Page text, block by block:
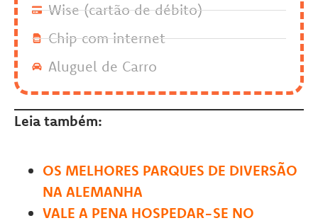
Wise (cartão de débito)
Chip com internet
Aluguel de Carro
Leia também:
OS MELHORES PARQUES DE DIVERSÃO
NA ALEMANHA
VALE A PENA HOSPEDAR-SE NO